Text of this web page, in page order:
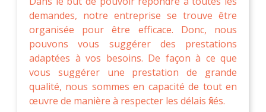
demandes, notre entreprise se trouve être
organisée pour être efficace. Donc, nous
pouvons vous suggérer des prestations
adaptées à vos besoins. De façon à ce que
vous suggérer une prestation de grande
qualité, nous sommes en capacité de tout en
œuvre de manière à respecter les délais fixés.